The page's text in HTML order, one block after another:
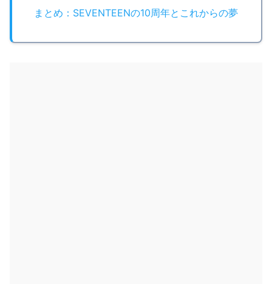
まとめ：SEVENTEENの10周年とこれからの夢